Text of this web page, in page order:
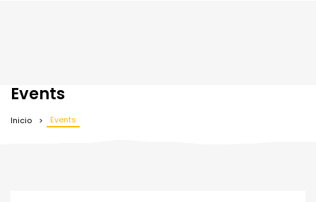
Events
Inicio Events